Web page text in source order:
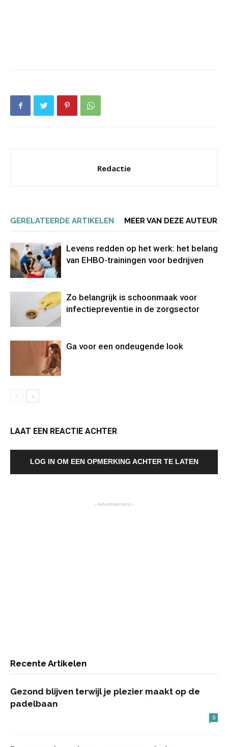
Redactie
GERELATEERDE ARTIKELEN MEER VAN DEZE AUTEUR
Levens redden op het werk: het belang
van EHBO-trainingen voor bedrijven
Zo belangrijk is schoonmaak voor
infectiepreventie in de zorgsector
Ga voor een ondeugende look
LAAT EEN REACTIE ACHTER
LOG IN OM EEN OPMERKING ACHTER TE LATEN
- Advertisement -
Recente Artikelen
Gezond blijven terwijl je plezier maakt op de
padelbaan
0